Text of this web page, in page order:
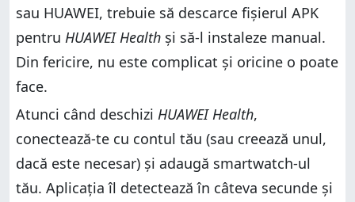
sau HUAWEI, trebuie să descarce fișierul APK
pentru HUAWEI Health și să-l instaleze manual.
Din fericire, nu este complicat și oricine o poate
face.
Atunci când deschizi HUAWEI Health,
conectează-te cu contul tău (sau creează unul,
dacă este necesar) și adaugă smartwatch-ul
tău. Aplicația îl detectează în câteva secunde și